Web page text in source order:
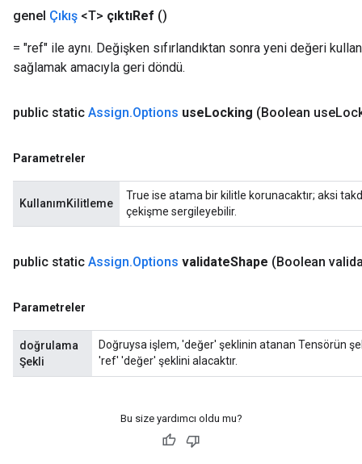
genel Çıkış <T> çıktıRef ()
= "ref" ile aynı. Değişken sıfırlandıktan sonra yeni değeri
sağlamak amacıyla geri döndü.
public static Assign.Options useLocking (Boolean use
Parametreler
KullanımKilitleme
True ise atama bir kilitle korunacaktır; aksi
çekişme sergileyebilir.
public static Assign.Options validateShape (Boolean
Parametreler
doğrulama
Şekli
Doğruysa işlem, 'değer' şeklinin atanan Tensörün
'ref' 'değer' şeklini alacaktır.
Bu size yardımcı oldu mu?